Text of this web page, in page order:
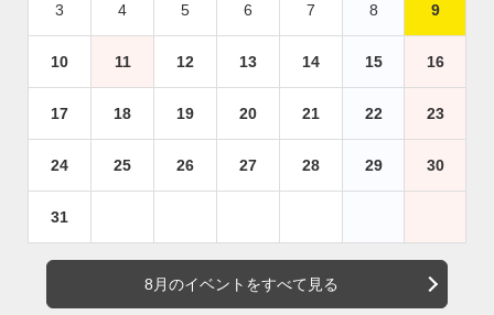
3 4 5 6 7 8 9
10 11 12 13 14 15 16
17 18 19 20 21 22 23
24 25 26 27 28 29 30
31
8月のイベントをすべて見る